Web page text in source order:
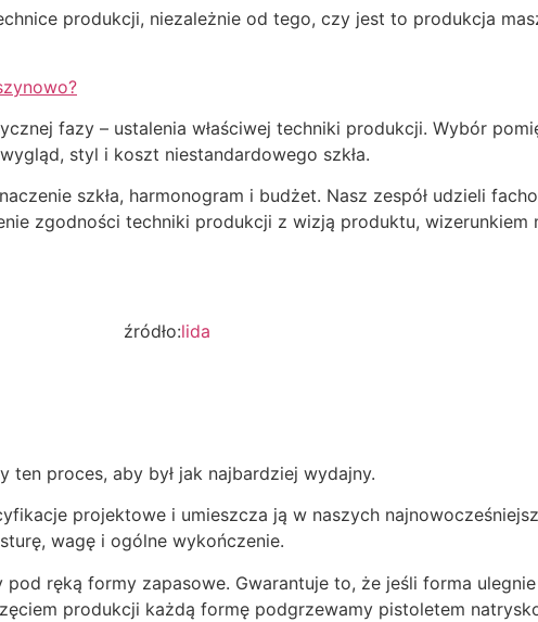
produkcji, niezależnie od tego, czy jest to produkcja
fazy – ustalenia właściwej techniki produkcji. Wybór
styl i koszt niestandardowego szkła.
szkła, harmonogram i budżet. Nasz zespół udzieli
zgodności techniki produkcji z wizją produktu,
źródło:lida
proces, aby był jak najbardziej wydajny.
projektowe i umieszcza ją w naszych
wagę i ogólne wykończenie.
ręką formy zapasowe. Gwarantuje to, że jeśli forma
produkcji każdą formę podgrzewamy pistoletem